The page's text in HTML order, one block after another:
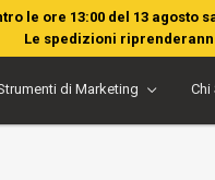
le ore 13:00 del 13 agosto
Le spedizioni
di Marketing Chi